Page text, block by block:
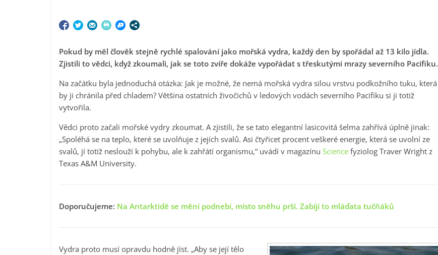
Pokud by měl člověk stejně rychlé spalování jako mořská vydra, každý den by spořádal až 13 kilo jídla.
Zjistili to vědci, když zkoumali, jak se toto zvíře dokáže vypořádat s třeskutými mrazy severního Pacifiku.
Na začátku byla jednoduchá otázka: Jak je možné, že nemá mořská vydra silou vrstvu podkožního tuku, která
by ji chránila před chladem? Většina ostatních živočichů v ledových vodách severního Pacifiku si ji totiž
vytvořila.
Vědci proto začali mořské vydry zkoumat. A zjistili, že se tato elegantní lasicovitá šelma zahřívá úplně jinak:
„Spoléhá se na teplo, které se uvolňuje z jejích svalů. Asi čtyřicet procent veškeré energie, která se uvolní ze
svalů, jí totiž neslouží k pohybu, ale k zahřátí organismu,“ uvádí v magazínu Science fyziolog Traver Wright z
Texas A&M University.
Doporučujeme: Na Antarktidě se mění podnebí, místo sněhu prší. Zabíjí to mláďata tučňáků
Vydra proto musí opravdu hodně jíst. „Aby se její tělo